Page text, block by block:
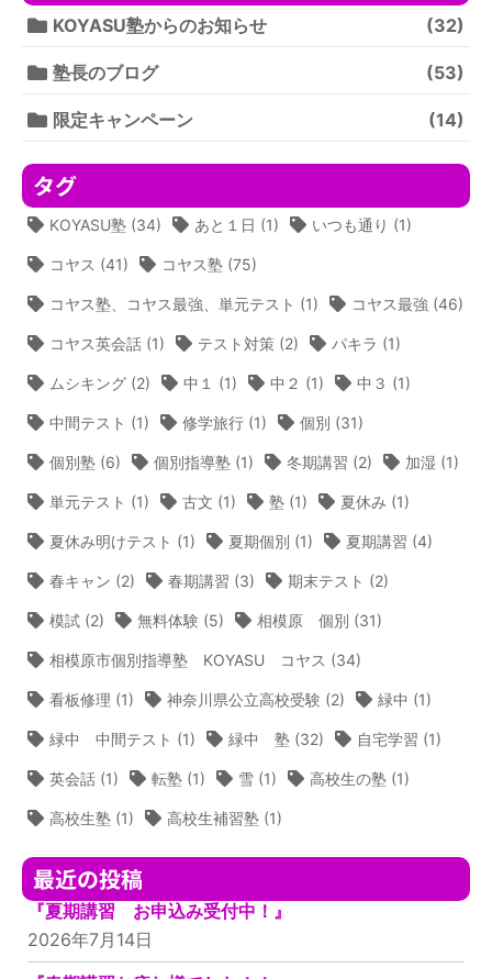
KOYASU塾からのお知らせ (32)
塾長のブログ (53)
限定キャンペーン (14)
タグ
KOYASU塾 (34) あと１日 (1) いつも通り (1)
コヤス (41) コヤス塾 (75)
コヤス塾、コヤス最強、単元テスト (1) コヤス最強 (46)
コヤス英会話 (1) テスト対策 (2) パキラ (1)
ムシキング (2) 中１ (1) 中２ (1) 中３ (1)
中間テスト (1) 修学旅行 (1) 個別 (31)
個別塾 (6) 個別指導塾 (1) 冬期講習 (2) 加湿 (1)
単元テスト (1) 古文 (1) 塾 (1) 夏休み (1)
夏休み明けテスト (1) 夏期個別 (1) 夏期講習 (4)
春キャン (2) 春期講習 (3) 期末テスト (2)
模試 (2) 無料体験 (5) 相模原 個別 (31)
相模原市個別指導塾 KOYASU コヤス (34)
看板修理 (1) 神奈川県公立高校受験 (2) 緑中 (1)
緑中 中間テスト (1) 緑中 塾 (32) 自宅学習 (1)
英会話 (1) 転塾 (1) 雪 (1) 高校生の塾 (1)
高校生塾 (1) 高校生補習塾 (1)
最近の投稿
『夏期講習 お申込み受付中！』
2026年7月14日